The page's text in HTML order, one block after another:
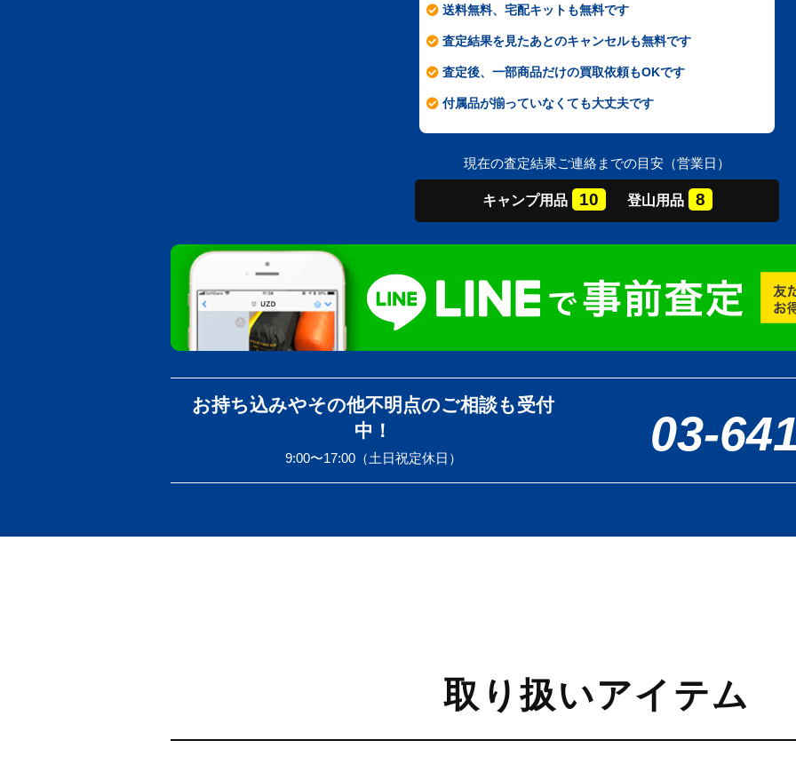
送料無料、宅配キットも無料です
査定結果を見たあとのキャンセルも無料です
査定後、一部商品だけの買取依頼もOKです
付属品が揃っていなくても大丈夫です
現在の査定結果ご連絡までの目安（営業日）
キャンプ用品 10 登山用品 8
お持ち込みやその他不明点のご相談も受付
中！
9:00〜17:00（土日祝定休日） 03-
取り扱いアイテム